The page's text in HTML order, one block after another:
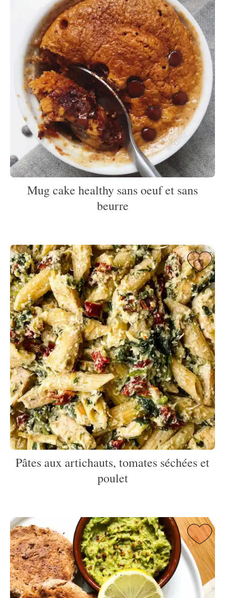
Mug cake healthy sans oeuf et sans
beurre
Pâtes aux artichauts, tomates séchées et
poulet